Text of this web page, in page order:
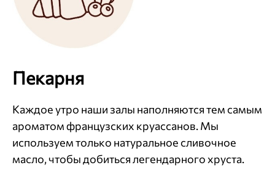
Пекарня
Каждое утро наши залы наполняются тем самым
ароматом французских круассанов. Мы
используем только натуральное сливочное
масло, чтобы добиться легендарного хруста.